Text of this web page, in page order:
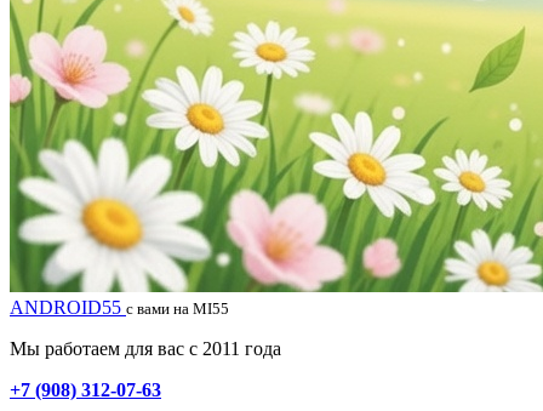
ANDROID55 с вами на MI55
Мы работаем для вас с 2011 года
+7 (908) 312-07-63